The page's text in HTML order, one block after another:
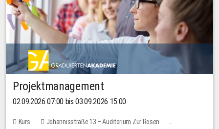
Projektmanagement
02.09.2026 07:00 bis 03.09.2026 15:00
Kurs
Johannisstraße 13 – Auditorium Zur Rosen